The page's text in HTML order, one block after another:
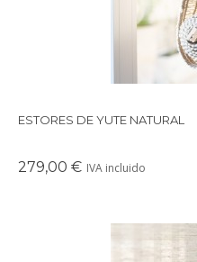
ESTORES DE YUTE NATURAL
279,00 € IVA incluido